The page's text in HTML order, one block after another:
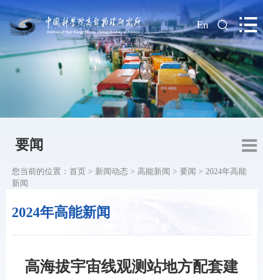
| En
要闻
2024年高能新闻
您当前的位置： 首页 > 新闻动态 > 高能新闻 > 要闻 > 2024年高能
新闻
高海拔宇宙线观测站地方配套建